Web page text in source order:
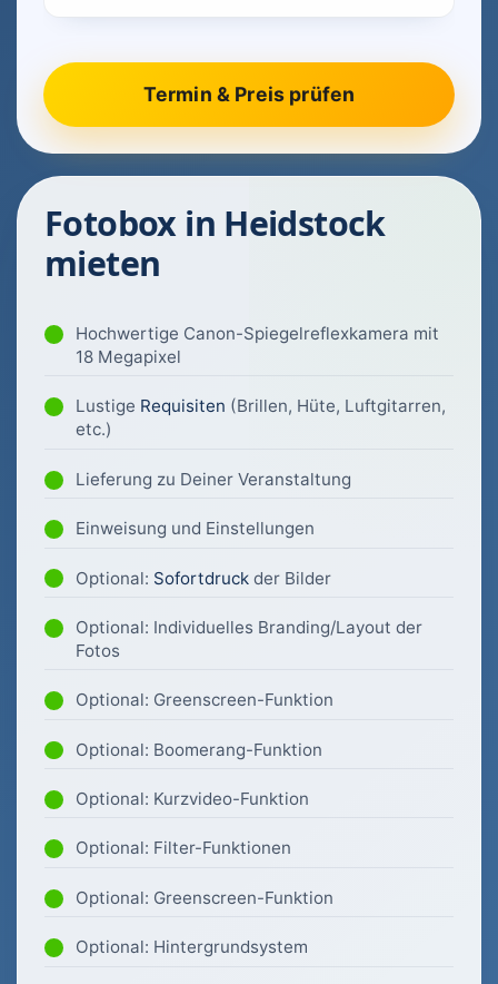
Fotobox in Heidstock
mieten
Hochwertige Canon-Spiegelreflexkamera mit
18 Megapixel
Lustige Requisiten (Brillen, Hüte, Luftgitarren,
etc.)
Lieferung zu Deiner Veranstaltung
Einweisung und Einstellungen
Optional: Sofortdruck der Bilder
Optional: Individuelles Branding/Layout der
Fotos
Optional: Greenscreen-Funktion
Optional: Boomerang-Funktion
Optional: Kurzvideo-Funktion
Optional: Filter-Funktionen
Optional: Greenscreen-Funktion
Optional: Hintergrundsystem